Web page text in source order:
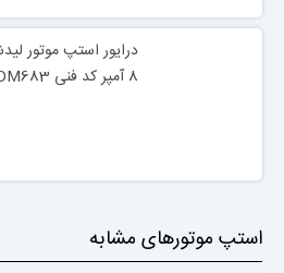
8 آمپر کد فنی 3DM683
استپ موتورهای مشابه